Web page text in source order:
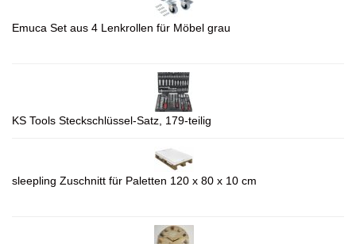
Emuca Set aus 4 Lenkrollen für Möbel grau
KS Tools Steckschlüssel-Satz, 179-teilig
sleepling Zuschnitt für Paletten 120 x 80 x 10 cm